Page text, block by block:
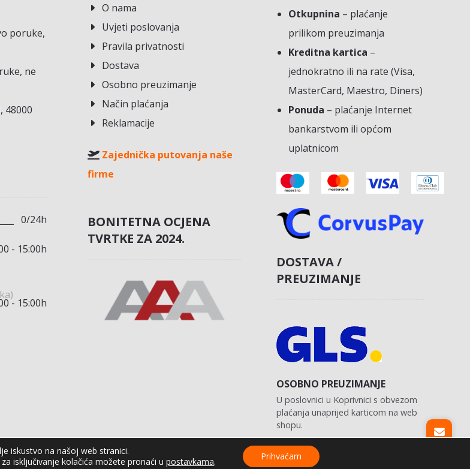
poruke,
ne
48000
0/24h
- 15:00h
- 15:00h
O nama
Uvjeti poslovanja
Pravila privatnosti
Dostava
Osobno preuzimanje
Način plaćanja
Reklamacije
Zajednička putovanja naše
firme
BONITETNA OCJENA
TVRTKE ZA 2024.
Otkupnina – plaćanje
prilikom preuzimanja
Kreditna kartica –
jednokratno ili na rate (Visa,
MasterCard, Maestro, Diners)
Ponuda – plaćanje Internet
bankarstvom ili općom
uplatnicom
DOSTAVA /
PREUZIMANJE
OSOBNO PREUZIMANJE
U poslovnici u Koprivnici s obvezom
plaćanja unaprijed karticom na web
shopu.
iskustvo na našoj web stranici.
isključivanje kolačića možete pronaći upostavkama. Prihvaćam